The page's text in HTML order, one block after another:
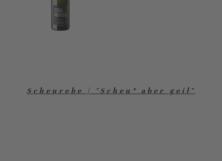
Scheurebe | "Scheu* aber geil"